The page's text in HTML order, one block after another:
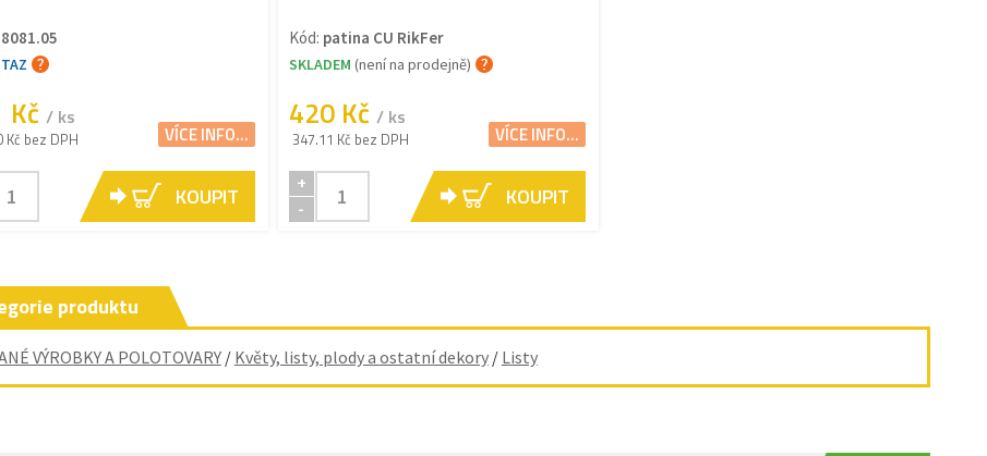
Kč / ks
Kč bez DPH VÍCE INFO...
KOUPIT
Kód: patina CU RikFer
SKLADEM (není na prodejně)
420 Kč / ks
347.11 Kč bez DPH VÍCE INFO...
+
-
KOUPIT
produktu
VÝROBKY A POLOTOVARY/ Květy, listy, plody a ostatní dekory/ Listy